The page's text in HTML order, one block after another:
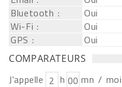
Bluetooth :
Oui
Wi-Fi :
Oui
GPS :
Oui
COMPARATEURS
J'appelle h
mn /